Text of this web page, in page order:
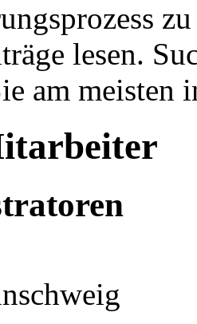
lesen.
am meisten